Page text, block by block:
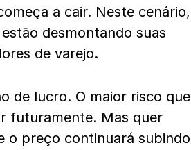
a cair. Neste cenário,
desmontando suas
de varejo.
de lucro. O maior risco que
futuramente. Mas quer
o preço continuará subindo